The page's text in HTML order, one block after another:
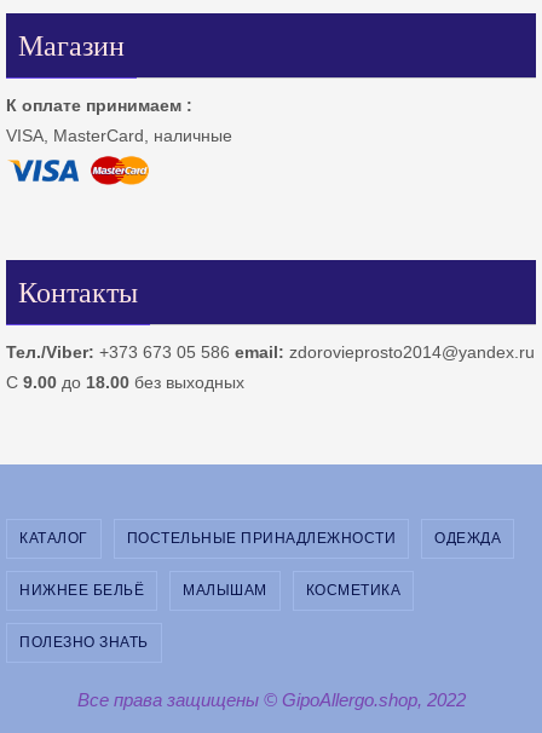
Магазин
К оплате принимаем :
VISA, MasterCard, наличные
Контакты
Тел./Viber: +373 673 05 586 email: zdorovieprosto2014@yandex.ru
С 9.00 до 18.00 без выходных
КАТАЛОГ ПОСТЕЛЬНЫЕ ПРИНАДЛЕЖНОСТИ ОДЕЖДА
НИЖНЕЕ БЕЛЬЁ МАЛЫШАМ КОСМЕТИКА
ПОЛЕЗНО ЗНАТЬ
Все права защищены © GipoAllergo.shop, 2022